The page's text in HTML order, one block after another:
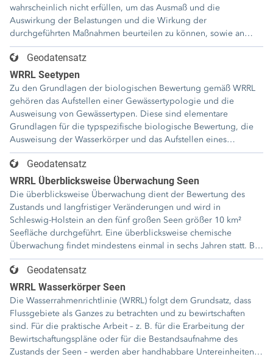
wahrscheinlich nicht erfüllen, um das Ausmaß und die
Auswirkung der Belastungen und die Wirkung der
durchgeführten Maßnahmen beurteilen zu können, sowie an
Wasserkörpern, in die prioritäre Stoffe eingeleitet werden.
Hierbei werden solche biologischen Qualitätskomponenten und
stoffliche Parameter überwacht, die auf die Belastungen am
empfindlichsten bzw. deutlichsten reagieren. Der
Untersuchungsumfang wird während des
Bewirtschaftungszeitraums den Erfordernissen angepasst.
Geodatensatz
WRRL Seetypen
Zu den Grundlagen der biologischen Bewertung gemäß WRRL
gehören das Aufstellen einer Gewässertypologie und die
Ausweisung von Gewässertypen. Diese sind elementare
Grundlagen für die typspezifische biologische Bewertung, die
Ausweisung der Wasserkörper und das Aufstellen eines
Monitoring-Netzwerkes. Aber auch die Erstellung der
Bewirtschaftungspläne und damit die Maßnahmenplanung
erfolgt typspezifisch. In der Ökoregion "Norddeutsches
Tiefland" werden insgesamt sieben Seetypen unterschieden,
darunter sechs natürliche Typen und ein Sondertyp für künstliche
Seen.
Geodatensatz
WRRL Überblicksweise Überwachung Seen
Die überblicksweise Überwachung dient der Bewertung des
Zustands und langfristiger Veränderungen und wird in
Schleswig-Holstein an den fünf großen Seen größer 10 km²
Seefläche durchgeführt. Eine überblicksweise chemische
Überwachung findet mindestens einmal in sechs Jahren statt. Bei
der biologischen Überwachung der Seen liegt das Intervall bei
einem bis drei Jahren.
Geodatensatz
WRRL Wasserkörper Seen
Die Wasserrahmenrichtlinie (WRRL) folgt dem Grundsatz, dass
Flussgebiete als Ganzes zu betrachten und zu bewirtschaften
sind. Für die praktische Arbeit – z. B. für die Erarbeitung der
Bewirtschaftungspläne oder für die Bestandsaufnahme des
Zustands der Seen – werden aber handhabbare Untereinheiten